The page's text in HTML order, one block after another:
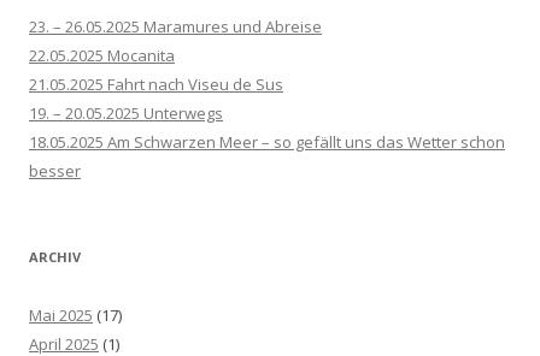
23. – 26.05.2025 Maramures und Abreise
22.05.2025 Mocanita
21.05.2025 Fahrt nach Viseu de Sus
19. – 20.05.2025 Unterwegs
18.05.2025 Am Schwarzen Meer – so gefällt uns das Wetter schon
besser
ARCHIV
Mai 2025 (17)
April 2025 (1)